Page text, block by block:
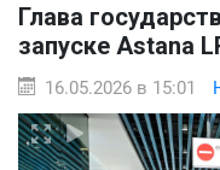
Глава
запуске Astana
16.05.2026 в 15:01